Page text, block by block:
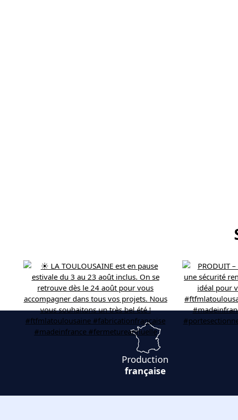
Production
française